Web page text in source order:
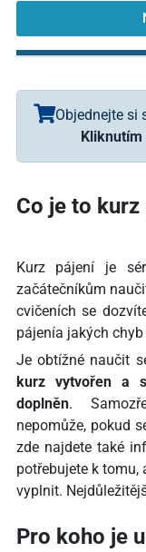
Kurz pájení – #2 –
Kurz pájení – #3 –
Kurz pájení – #5 –
Kurz pájení – #7 –
Kurz pájení – #8 –
Objednejte si
Kliknutím
Co je to kurz
Kurz pájení je
začátečníkům
cvičeních se
pájenía jakých
Je obtížné naučit
kurz vytvořen a
doplněn.
nepomůže, pokud
zde najdete také
potřebujete k tomu,
vyplnit.
Pro koho je